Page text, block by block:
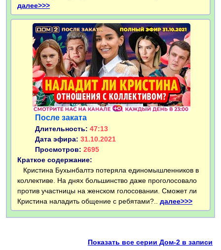
далее>>>
После заката
Длительность: 47:13
Дата эфира: 31.10.2021
Просмотров: 2695
Краткое содержание:
Кристина Бухынбалтэ потеряла единомышленников в
коллективе. На днях большинство даже проголосовало
против участницы на женском голосовании. Сможет ли
Кристина наладить общение с ребятами?.. далее>>>
Показать все серии Дом-2 в записи